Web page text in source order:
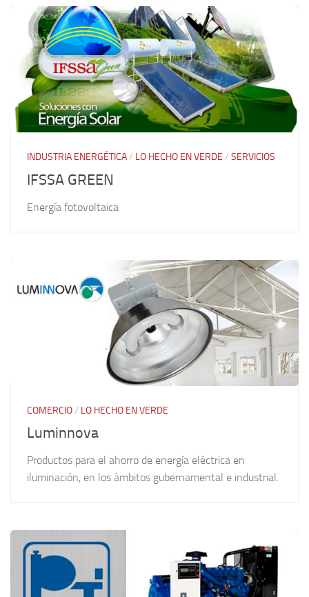
INDUSTRIA ENERGÉTICA/ LO HECHO EN VERDE / SERVICIOS
IFSSA GREEN
Energía fotovoltaica
COMERCIO/ LO HECHO EN VERDE
Luminnova
Productos para el ahorro de energía eléctrica en
iluminación, en los ámbitos gubernamental e industrial.